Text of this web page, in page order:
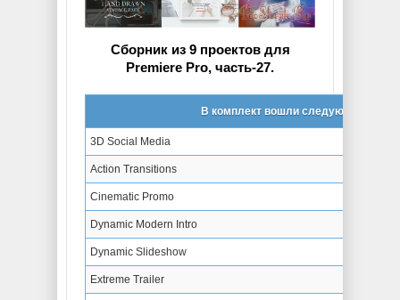
Сборник из 9 проектов для
Premiere Pro, часть-27.
В комплект вошли следующие
3D Social Media
Action Transitions
Cinematic Promo
Dynamic Modern Intro
Dynamic Slideshow
Extreme Trailer